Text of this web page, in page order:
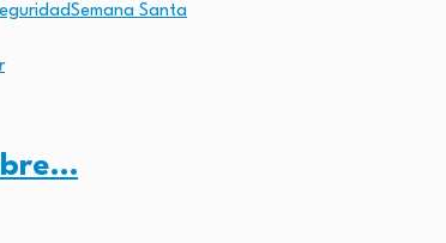
Semana Santa